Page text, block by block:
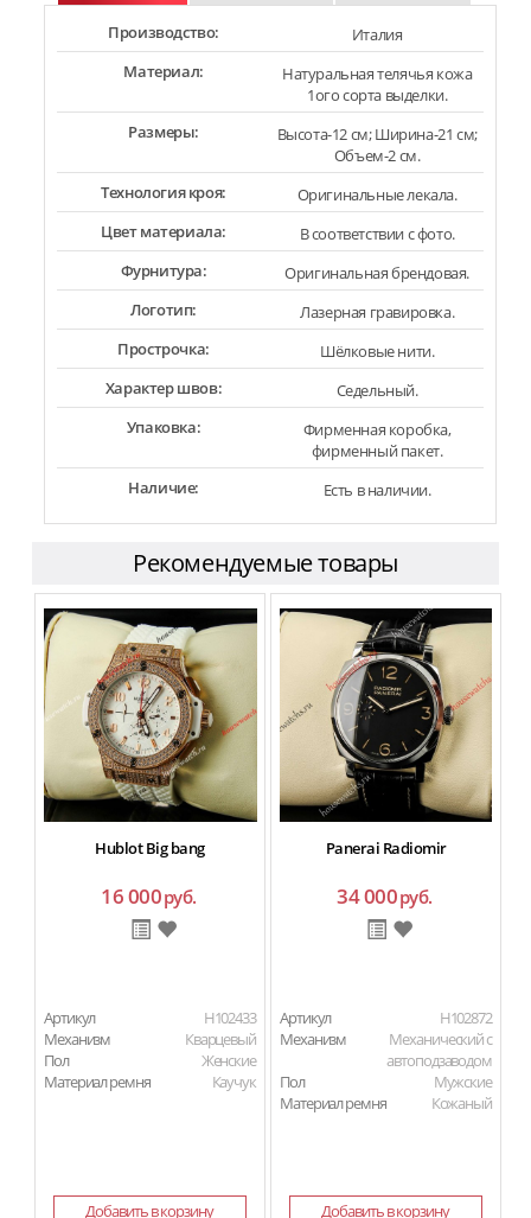
Производство:
Италия
Материал:
Натуральная телячья кожа
1ого сорта выделки.
Размеры:
Высота-12 см; Ширина-21 см;
Объем-2 см.
Технология кроя:
Оригинальные лекала.
Цвет материала:
В соответствии с фото.
Фурнитура:
Оригинальная брендовая.
Логотип:
Лазерная гравировка.
Прострочка:
Шёлковые нити.
Характер швов:
Седельный.
Упаковка:
Фирменная коробка,
фирменный пакет.
Наличие:
Есть в наличии.
Рекомендуемые товары
Hublot Big bang
16 000руб.
Артикул
H102433
Механизм
Кварцевый
Пол
Женские
Материал ремня
Каучук
Добавить в корзину
Panerai Radiomir
34 000руб.
Артикул
H102872
Механизм
Механический с
автоподзаводом
Пол
Мужские
Материал ремня
Кожаный
Добавить в корзину